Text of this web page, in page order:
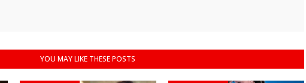
YOU MAY LIKE THESE POSTS